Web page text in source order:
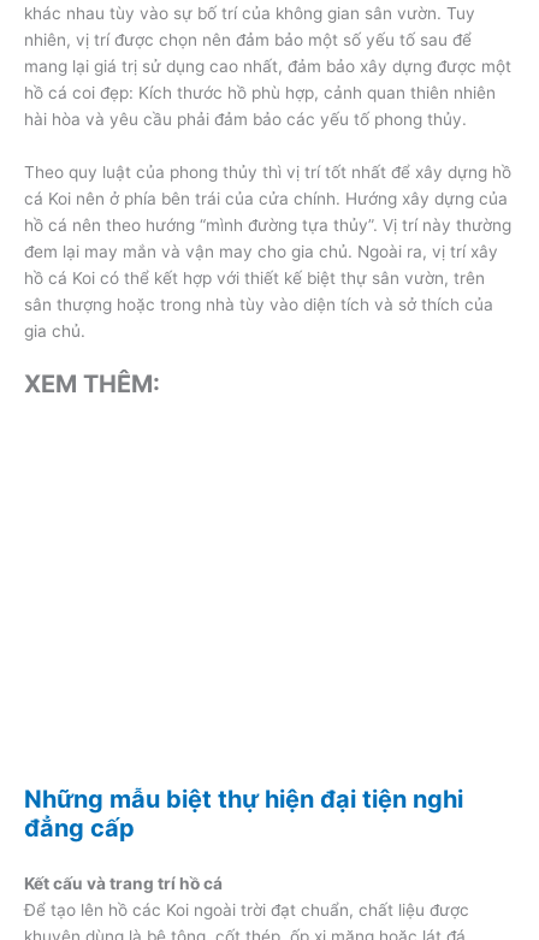
khác nhau tùy vào sự bố trí của không gian sân vườn. Tuy
nhiên, vị trí được chọn nên đảm bảo một số yếu tố sau để
mang lại giá trị sử dụng cao nhất, đảm bảo xây dựng được một
hồ cá coi đẹp: Kích thước hồ phù hợp, cảnh quan thiên nhiên
hài hòa và yêu cầu phải đảm bảo các yếu tố phong thủy.
Theo quy luật của phong thủy thì vị trí tốt nhất để xây dựng hồ
cá Koi nên ở phía bên trái của cửa chính. Hướng xây dựng của
hồ cá nên theo hướng “mình đường tựa thủy”. Vị trí này thường
đem lại may mắn và vận may cho gia chủ. Ngoài ra, vị trí xây
hồ cá Koi có thể kết hợp với thiết kế biệt thự sân vườn, trên
sân thượng hoặc trong nhà tùy vào diện tích và sở thích của
gia chủ.
XEM THÊM:
Những mẫu biệt thự hiện đại tiện nghi
đẳng cấp
Kết cấu và trang trí hồ cá
Để tạo lên hồ các Koi ngoài trời đạt chuẩn, chất liệu được